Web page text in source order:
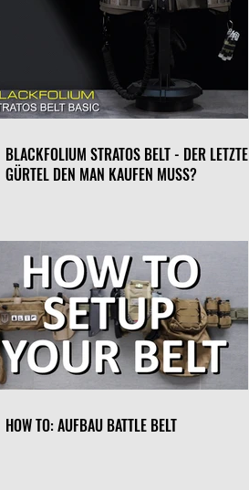
BLACKFOLIUM STRATOS BELT - DER LETZTE
GÜRTEL DEN MAN KAUFEN MUSS?
HOW TO: AUFBAU BATTLE BELT